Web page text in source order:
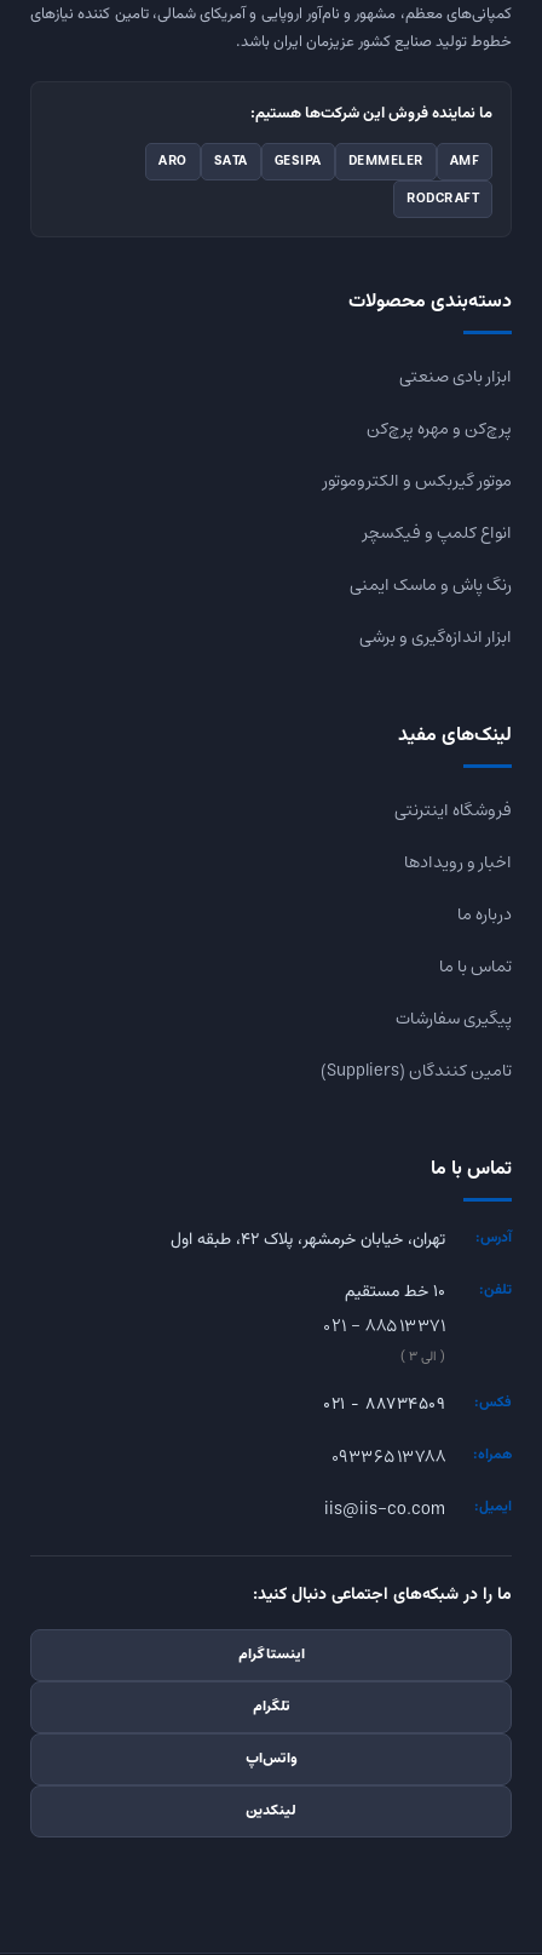
کمپانی‌های معظم، مشهور و نام‌آور اروپایی و آمریکای شمالی، تامین کننده نیازهای
خطوط تولید صنایع کشور عزیزمان ایران باشد.
ما نماینده فروش این شرکت‌ها هستیم:
AMF
DEMMELER
GESIPA
SATA
ARO
RODCRAFT
دسته‌بندی محصولات
ابزار بادی صنعتی
پرچ‌کن و مهره پرچ‌کن
موتور گیربکس و الکتروموتور
انواع کلمپ و فیکسچر
رنگ پاش و ماسک ایمنی
ابزار اندازه‌گیری و برشی
لینک‌های مفید
فروشگاه اینترنتی
اخبار و رویدادها
درباره ما
تماس با ما
پیگیری سفارشات
تامین کنندگان (Suppliers)
تماس با ما
آدرس: تهران، خیابان خرمشهر، پلاک ۴۲، طبقه اول
تلفن: ۱۰ خط مستقیم
۰۲۱ - ۸۸۵۱۳۳۷۱
( الی ۳ )
فکس: ۰۲۱ - ۸۸۷۳۴۵۰۹
همراه: ۰۹۳۳۶۵۱۳۷۸۸
ایمیل: iis@iis-co.com
ما را در شبکه‌های اجتماعی دنبال کنید:
اینستاگرام
تلگرام
واتس‌اپ
لینکدین